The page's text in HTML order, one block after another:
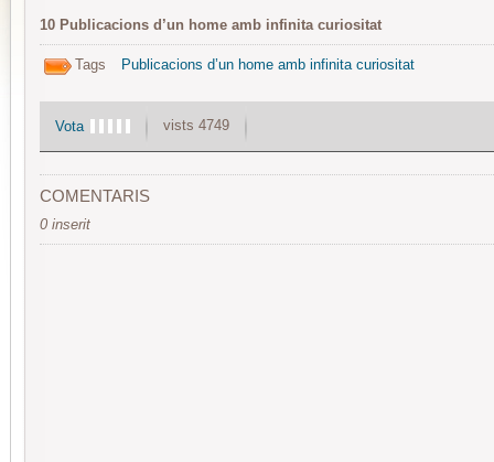
10 Publicacions d’un home amb infinita curiositat
Tags Publicacions d’un home amb infinita curiositat
Vota vists 4749
COMENTARIS
0 inserit